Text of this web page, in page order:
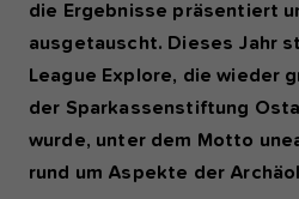
die Ergebnisse präsentiert
ausgetauscht. Dieses Jahr
League Explore, die wieder
der Sparkassenstiftung
wurde, unter dem Motto
rund um Aspekte der